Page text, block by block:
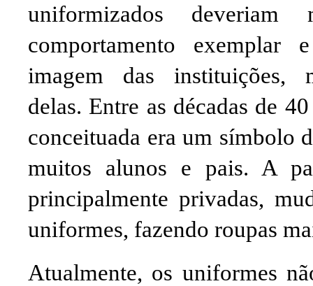
uniformizados deveriam
comportamento exemplar
imagem das instituições,
delas. Entre as décadas de
conceituada era um símbolo
muitos alunos e pais. A
principalmente privadas,
uniformes, fazendo roupas
Atualmente, os uniformes